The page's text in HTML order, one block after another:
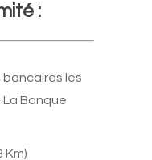
:
bancaires les
Banque
Km)